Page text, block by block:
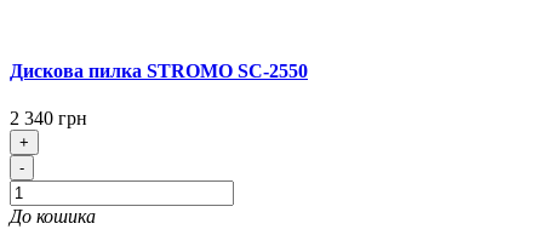
Дискова пилка STROMO SC-2550
2 340 грн
+
-
До кошика